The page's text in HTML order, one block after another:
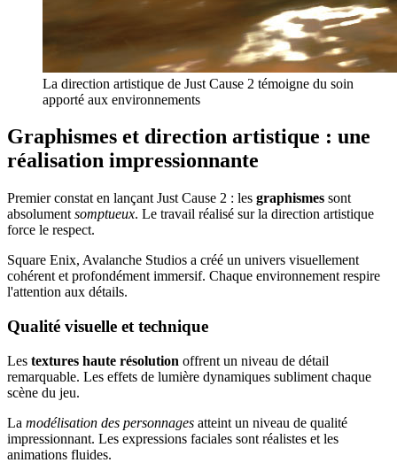
La direction artistique de Just Cause 2 témoigne du soin
apporté aux environnements
Graphismes et direction artistique : une
réalisation impressionnante
Premier constat en lançant Just Cause 2 : les graphismes sont
absolument somptueux. Le travail réalisé sur la direction artistique
force le respect.
Square Enix, Avalanche Studios a créé un univers visuellement
cohérent et profondément immersif. Chaque environnement respire
l'attention aux détails.
Qualité visuelle et technique
Les textures haute résolution offrent un niveau de détail
remarquable. Les effets de lumière dynamiques subliment chaque
scène du jeu.
La modélisation des personnages atteint un niveau de qualité
impressionnant. Les expressions faciales sont réalistes et les
animations fluides.